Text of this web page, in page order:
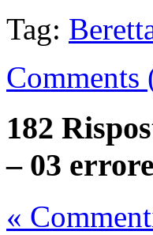
Tag:
Comments
182
– 03
«